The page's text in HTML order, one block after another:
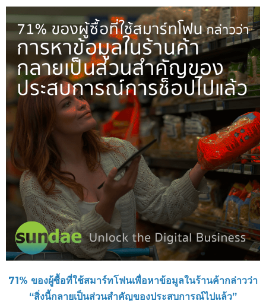
71% ของผู้ซื้อที่ใช้สมาร์ทโฟนเพื่อหาข้อมูลในร้านค้ากล่าวว่า
“สิ่งนี้กลายเป็นส่วนสำคัญของประสบการณ์ไปแล้ว”